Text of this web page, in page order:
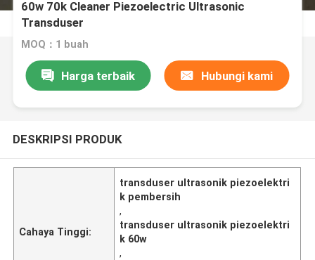
60w 70k Cleaner Piezoelectric Ultrasonic
Transduser
MOQ：1 buah
Harga terbaik Hubungi kami
DESKRIPSI PRODUK
Cahaya Tinggi:
transduser ultrasonik piezoelektri
k pembersih
,
transduser ultrasonik piezoelektri
k 60w
,